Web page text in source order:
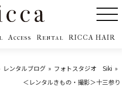
Access Rental RICCA HAIR
レンタルブログ
フォトスタジオ Siki
＜レンタルきもの・撮影＞十三参り